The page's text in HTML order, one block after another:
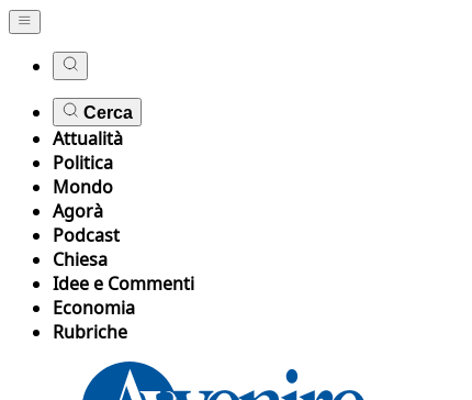
Cerca
Attualità
Politica
Mondo
Agorà
Podcast
Chiesa
Idee e Commenti
Economia
Rubriche